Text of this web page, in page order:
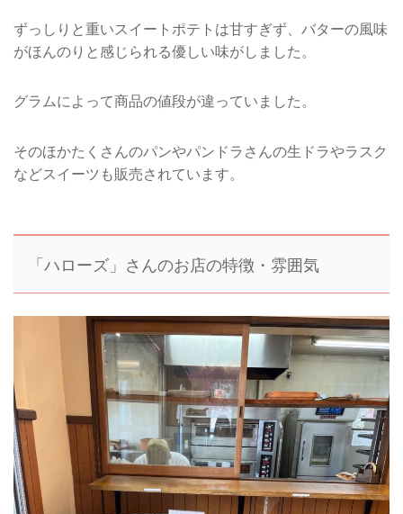
ずっしりと重いスイートポテトは甘すぎず、バターの風味
がほんのりと感じられる優しい味がしました。
グラムによって商品の値段が違っていました。
そのほかたくさんのパンやパンドラさんの生ドラやラスク
などスイーツも販売されています。
「ハローズ」さんのお店の特徴・雰囲気